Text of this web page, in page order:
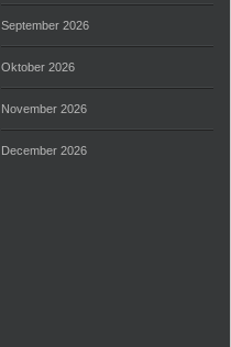
September 2026
Oktober 2026
November 2026
December 2026